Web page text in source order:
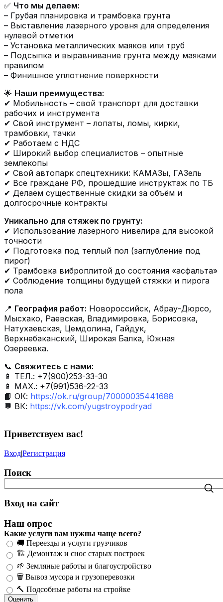
✅ Что мы делаем:
– Грубая планировка и трамбовка грунта
– Выставление лазерного уровня для определения
нулевой отметки
– Установка металлических маяков или труб
– Подсыпка и выравнивание грунта между маяками
правилом
– Финишное уплотнение поверхности
🌟 Наши преимущества:
✔ Мобильность – свой транспорт для доставки
рабочих и инструмента
✔ Свой инструмент – лопаты, ломы, кирки,
трамбовки, тачки
✔ Работаем с НДС
✔ Широкий выбор специалистов – опытные
землекопы
✔ Свой автопарк спецтехники: КАМАЗы, ГАЗель
✔ Все граждане РФ, прошедшие инструктаж по ТБ
✔ Делаем существенные скидки за объём и
долгосрочные контракты
Уникально для стяжек по грунту:
✔ Использование лазерного нивелира для высокой
точности
✔ Подготовка под теплый пол (заглубление под
пирог)
✔ Трамбовка виброплитой до состояния «асфальта»
✔ Соблюдение толщины будущей стяжки и пирога
пола
📍 География работ: Новороссийск, Абрау-Дюрсо,
Мысхако, Раевская, Владимировка, Борисовка,
Натухаевская, Цемдолина, Гайдук,
Верхнебаканский, Широкая Балка, Южная
Озереевка.
📞 Свяжитесь с нами:
📱 ТЕЛ.: +7(900)253-33-30
📱 МАХ.: +7(991)536-22-33
📘 ОК: https://ok.ru/group/70000035441688
💬 ВК: https://vk.com/yugstroypodryad
Приветствуем вас!
Вход|Регистрация
Поиск
Вход на сайт
Наш опрос
Какие услуги вам нужны чаще всего?
🚚 Переезды и услуги грузчиков
🏗️ Демонтаж и снос старых построек
🌱 Земляные работы и благоустройство
🗑️ Вывоз мусора и грузоперевозки
🔨 Подсобные работы на стройке